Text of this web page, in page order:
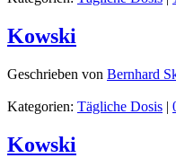
Kowski
Geschrieben von Bernhard
Kategorien: Tägliche Dosis |
Kowski